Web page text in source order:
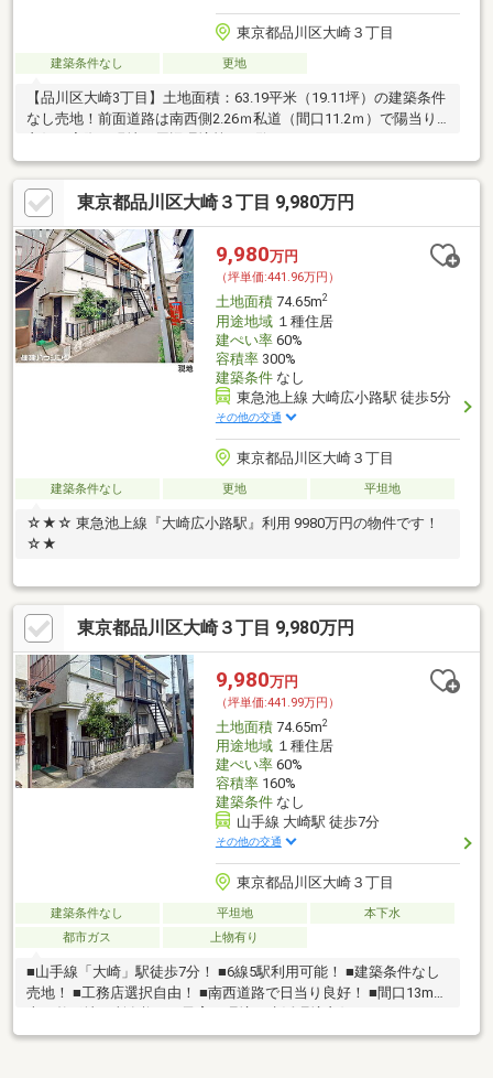
東京都品川区大崎３丁目
建築条件なし 更地
【品川区大崎3丁目】土地面積：63.19平米（19.11坪）の建築条件
なし売地！前面道路は南西側2.26ｍ私道（間口11.2ｍ）で陽当り
東京都品川区大崎３丁目 9,980万円
9,980万円
（坪単価:441.96万円）
土地面積74.65m2
用途地域１種住居
建ぺい率60%
容積率300%
建築条件なし
東急池上線 大崎広小路駅 徒歩5分
その他の交通
東京都品川区大崎３丁目
建築条件なし 更地 平坦地
☆★☆ 東急池上線『大崎広小路駅』利用 9980万円の物件です！
☆★
東京都品川区大崎３丁目 9,980万円
9,980万円
（坪単価:441.99万円）
土地面積74.65m2
用途地域１種住居
建ぺい率60%
容積率160%
建築条件なし
山手線 大崎駅 徒歩7分
その他の交通
東京都品川区大崎３丁目
建築条件なし 平坦地
本下水
都市ガス
上物有り
■山手線「大崎」駅徒歩7分！ ■6線5駅利用可能！ ■建築条件なし
売地！ ■工務店選択自由！ ■南西道路で日当り良好！ ■間口13m以